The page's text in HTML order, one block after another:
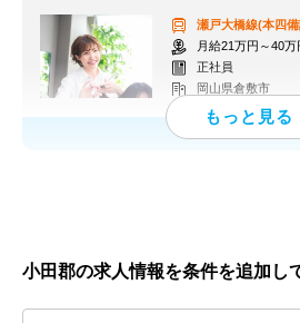
瀬戸大橋線(本四
月給21万円～40
正社員
岡山県倉敷市
小田郡の求人情報を条件を追加し